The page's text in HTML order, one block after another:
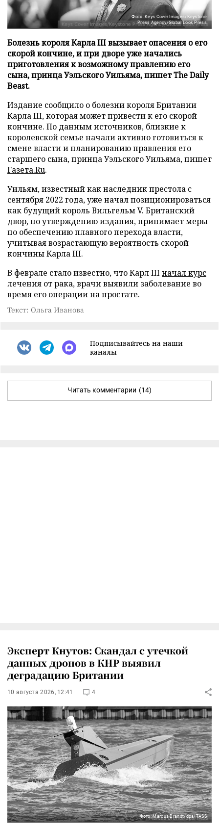
Фото: Keys Cover Images/Keystone
Press Agency/Global Look Press
Болезнь короля Карла III вызывает опасения о его
скорой кончине, и при дворе уже начались
приготовления к возможному правлению его
сына, принца Уэльского Уильяма, пишет The Daily
Beast.
Издание сообщило о болезни короля Британии
Карла III, которая может привести к его скорой
кончине. По данным источников, близкие к
королевской семье начали активно готовиться к
смене власти и планированию правления его
старшего сына, принца Уэльского Уильяма, пишет
Газета.Ru.
Уильям, известный как наследник престола с
сентября 2022 года, уже начал позиционироваться
как будущий король Вильгельм V. Британский
двор, по утверждению издания, принимает меры
по обеспечению плавного перехода власти,
учитывая возрастающую вероятность скорой
кончины Карла III.
В феврале стало известно, что Карл III начал курс
лечения от рака, врачи выявили заболевание во
время его операции на простате.
Текст: Ольга Иванова
Подписывайтесь на наши
каналы
Читать комментарии (14)
Эксперт Кнутов: Скандал с утечкой
данных дронов в КНР выявил
деградацию Британии
10 августа 2026, 12:41 4
Фото: Marcus Brandt/dpa/TASS